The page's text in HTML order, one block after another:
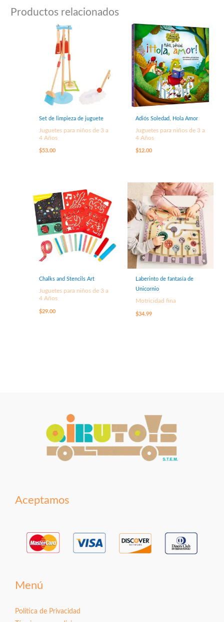
Productos relacionados
Set de limpieza de juguete
Juguetes para niños de 3 a
4 Años
$53.00
Adiós Soledad, Hola Amor
Juguetes para niños de 3 a
4 Años
$12.00
Chalks and Stencils Art
Juguetes para niños de 3 a
4 Años
$29.00
Laberinto de fantasía de
Unicornio
Motricidad fina
$34.99
Aceptamos
Menú
Política de Privacidad